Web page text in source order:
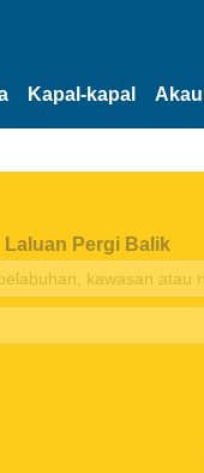
Kapal-kapal
Laluan Pergi Balik